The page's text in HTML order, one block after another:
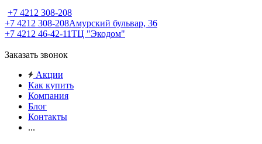
+7 4212 308-208
+7 4212 308-208Амурский бульвар, 36
+7 4212 46-42-11ТЦ "Экодом"
Заказать звонок
Акции
Как купить
Компания
Блог
Контакты
...